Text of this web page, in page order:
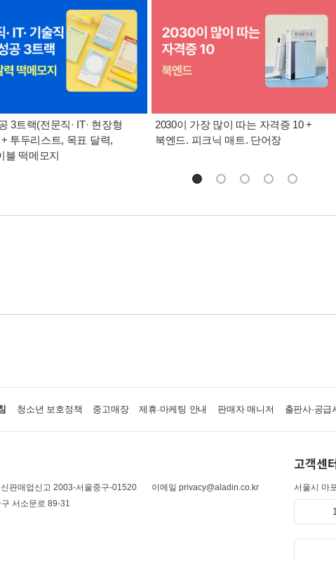
3트랙(전문직· IT· 현장형
투두리스트, 목표 달력,
블 떡메모지
2030이 가장 많이 따는 자격증 10 +
북엔드. 피크닉 매트. 단어장
청소년 보호정책 중고매장 제휴·마케팅 안내 판매자 매니저 출판사·공급
판매업신고 2003-서울중구-01520
이메일 privacy@aladin.co.kr
서소문로 89-31
고객센
서울시 마